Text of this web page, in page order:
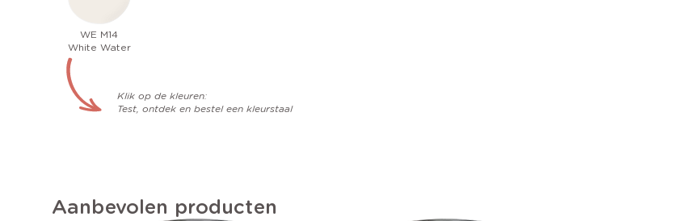
WE M14
White Water
Klik op de kleuren:
Test, ontdek en bestel een kleurstaal
Aanbevolen producten